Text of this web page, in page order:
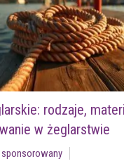
rodzaje,
w żeglarstwie